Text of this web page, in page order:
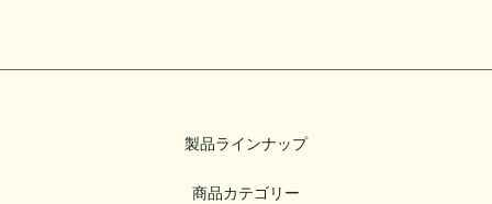
製品ラインナップ
商品カテゴリー